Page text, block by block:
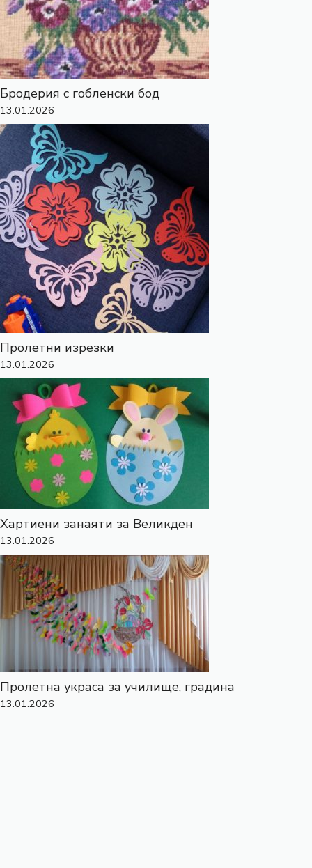
Бродерия с гобленски бод
13.01.2026
Пролетни изрезки
13.01.2026
Хартиени занаяти за Великден
13.01.2026
Пролетна украса за училище, градина
13.01.2026